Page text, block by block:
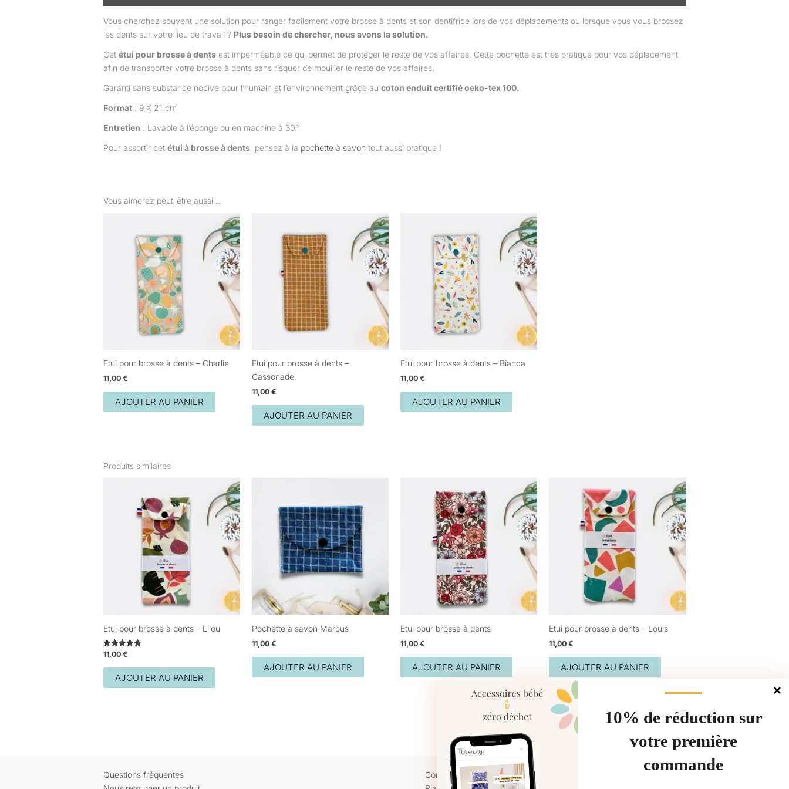
Vous cherchez souvent une solution pour ranger facilement votre brosse à dents et son dentifrice lors de vos déplacements ou lorsque vous vous brossez
les dents sur votre lieu de travail ? Plus besoin de chercher, nous avons la solution.
Cet étui pour brosse à dentsest imperméable ce qui permet de protéger le reste de vos affaires. Cette pochette est très pratique pour vos déplacement
afin de transporter votre brosse à dents sans risquer de mouiller le reste de vos affaires.
Garanti sans substance nocive pour l’humain et l’environnement grâce au coton enduit certifié oeko-tex 100.
Format: 9 X 21 cm
Entretien : Lavable à l’éponge ou en machine à 30°
Pour assortir cet étui à brosse à dents, pensez à la pochette à savon tout aussi pratique !
10% de réduction sur
votre première
commande
Vous aimerez peut-être aussi…
Etui pour brosse à dents – Charlie
11,00 €
AJOUTER AU PANIER
Etui pour brosse à dents –
Cassonade
11,00 €
AJOUTER AU PANIER
Etui pour brosse à dents – Bianca
11,00 €
AJOUTER AU PANIER
Produits similaires
Etui pour brosse à dents – Lilou
Note
5.00
sur 5
11,00 €
AJOUTER AU PANIER
Pochette à savon Marcus
11,00 €
AJOUTER AU PANIER
Etui pour brosse à dents
11,00 €
AJOUTER AU PANIER
Etui pour brosse à dents – Louis
11,00€
AJOUTER AU PANIER
Questions fréquentes
Contact